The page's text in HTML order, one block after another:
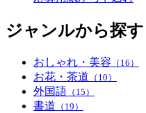
ジャンルから探す
おしゃれ・美容 （16）
お花・茶道 （10）
外国語 （15）
書道 （19）